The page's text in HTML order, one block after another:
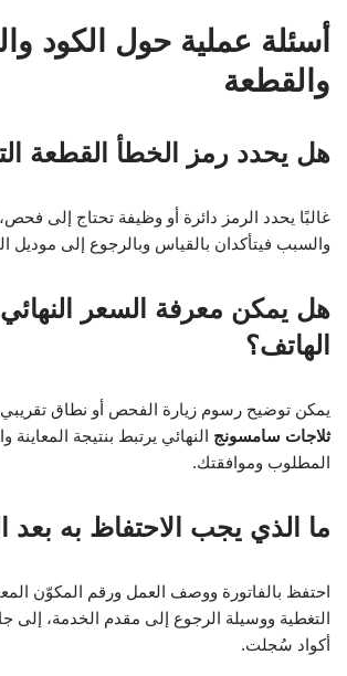
أسئلة عملية حول الكود
والقطعة
هل يحدد رمز الخطأ القطعة
غالبًا يحدد الرمز دائرة أو وظيفة تحتاج إلى
والسبب فيتأكدان بالقياس وبالرجوع إلى موديل
هل يمكن معرفة السعر النهائي
الهاتف؟
يمكن توضيح رسوم زيارة الفحص أو نطاق
ثلاجات سامسونج النهائي يرتبط بنتيجة المعاينة
المطلوب وموافقتك.
ما الذي يجب الاحتفاظ به بعد
احتفظ بالفاتورة ووصف العمل ورقم المكوّن
التغطية ووسيلة الرجوع إلى مقدم الخدمة، إلى
أكواد سُجلت.